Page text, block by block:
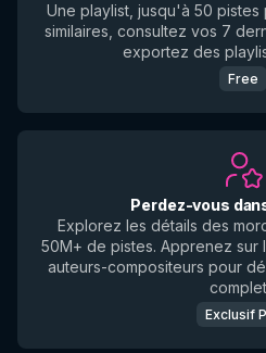
Une playlist, jusqu'à 50
similaires, consultez vos 7
exportez des
Free
Perdez-vous
Explorez les détails des
50M+ de pistes. Apprenez
auteurs-compositeurs pour
Exclusif